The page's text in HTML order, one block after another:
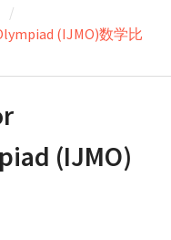
(IJMO)数学比
(IJMO)